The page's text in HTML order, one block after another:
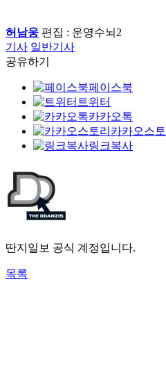
허남웅 편집 : 운영수뇌2
기사 일반기사
공유하기
페이스북
트위터
카카오톡
카카오스토
링크복사
딴지일보 공식 계정입니다.
목록